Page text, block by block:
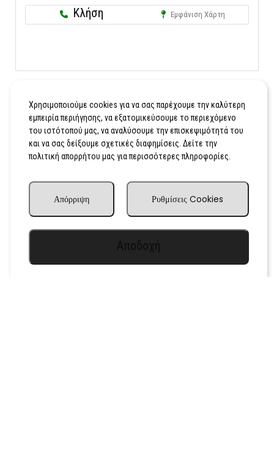
Κλήση
Εμφάνιση Χάρτη
Χρησιμοποιούμε cookies για να σας παρέχουμε την καλύτερη
εμπειρία περιήγησης, να εξατομικεύσουμε το περιεχόμενο
του ιστότοπού μας, να αναλύσουμε την επισκεψιμότητά του
και να σας δείξουμε σχετικές διαφημίσεις. Δείτε την
πολιτική απορρήτου μας για περισσότερες πληροφορίες.
Ρυθμίσεις Cookies
Απόρριψη